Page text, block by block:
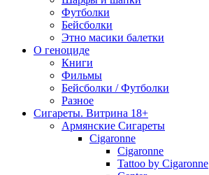
Футболки
Бейсболки
Этно масики балетки
О геноциде
Книги
Фильмы
Бейсболки / Футболки
Разное
Сигареты. Витрина 18+
Армянские Сигареты
Cigaronne
Cigaronne
Tattoo by Cigaronne